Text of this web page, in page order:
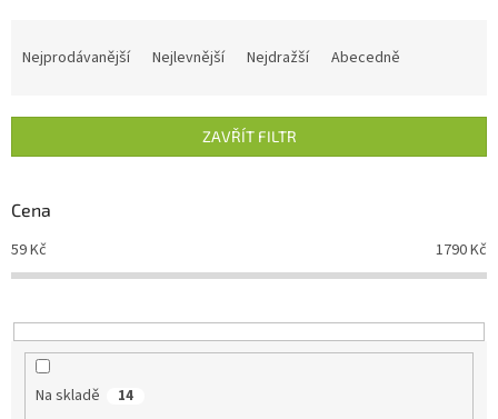
í
r
o
d
u
t
ů
Nejprodávanější Nejlevnější Nejdražší Abecedně
ZAVŘÍT FILTR
Cena
59Kč 1790Kč
Na skladě 14